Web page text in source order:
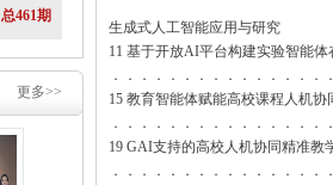
总461期
更多>>
生成式人工智能应用与研究
11 基于开放AI平台构建实验智能
．．．．．．．．．．．．．
15 教育智能体赋能高校课程人机协
．．．．．．．．．．．．．．
19 GAI支持的高校人机协同精准教
．．．．．．．．．．．．．．